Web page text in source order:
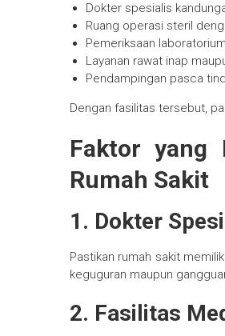
Dokter spesialis
Ruang operasi steril
Pemeriksaan
Layanan rawat inap
Pendampingan pasca
Dengan fasilitas tersebut,
Faktor yang
Rumah Sakit
1. Dokter
Pastikan rumah sakit
keguguran maupun
2. Fasilitas